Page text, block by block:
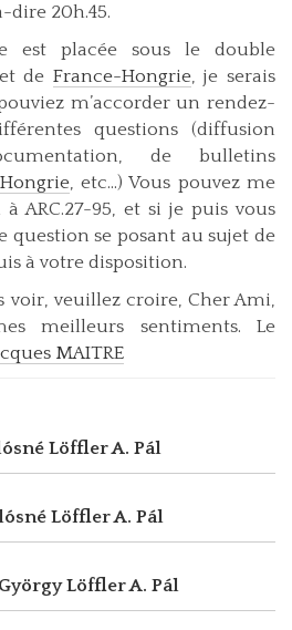
dire 20h.45.
est placée sous le double
et de France-Hongrie, je serais
m’accorder un rendez-
questions (diffusion
de bulletins
, etc...) Vous pouvez me
ARC.27-95, et si je puis vous
se posant au sujet de
à votre disposition.
voir, veuillez croire, Cher Ami,
meilleurs sentiments. Le
MAITRE
Löffler A. Pál
Löffler A. Pál
Löffler A. Pál